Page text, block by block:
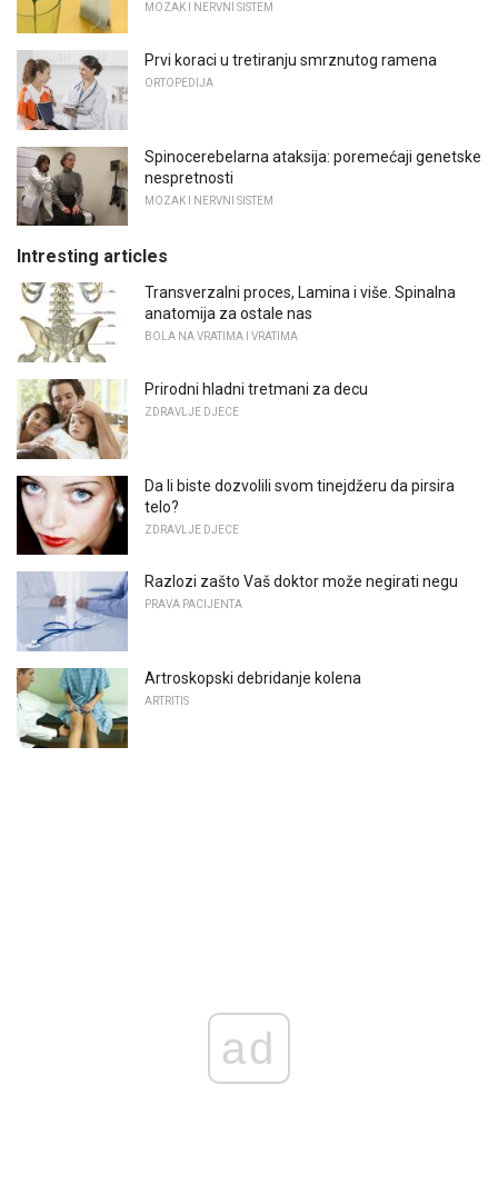
MOZAK I NERVNI SISTEM
Prvi koraci u tretiranju smrznutog ramena
ORTOPEDIJA
Spinocerebelarna ataksija: poremećaji genetske
nespretnosti
MOZAK I NERVNI SISTEM
Intresting articles
Transverzalni proces, Lamina i više. Spinalna
anatomija za ostale nas
BOLA NA VRATIMA I VRATIMA
Prirodni hladni tretmani za decu
ZDRAVLJE DJECE
Da li biste dozvolili svom tinejdžeru da pirsira
telo?
ZDRAVLJE DJECE
Razlozi zašto Vaš doktor može negirati negu
PRAVA PACIJENTA
Artroskopski debridanje kolena
ARTRITIS
ad